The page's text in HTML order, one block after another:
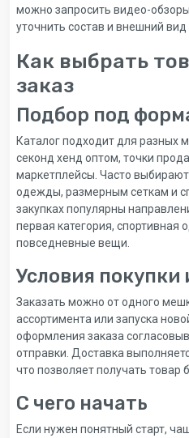
можно запросить видео-
уточнить состав и внешний вид
Как выбрать
заказ
Подбор под
Каталог подходит для разных
секонд хенд оптом, точки
маркетплейсы. Часто выбирают
одежды, размерным сеткам и
закупках популярны
первая категория,
повседневные вещи.
Условия покупки
Заказать можно от одного
ассортимента или запуска
оформления заказа
отправки. Доставка
что позволяет получать товар
С чего начать
Если нужен понятный старт,